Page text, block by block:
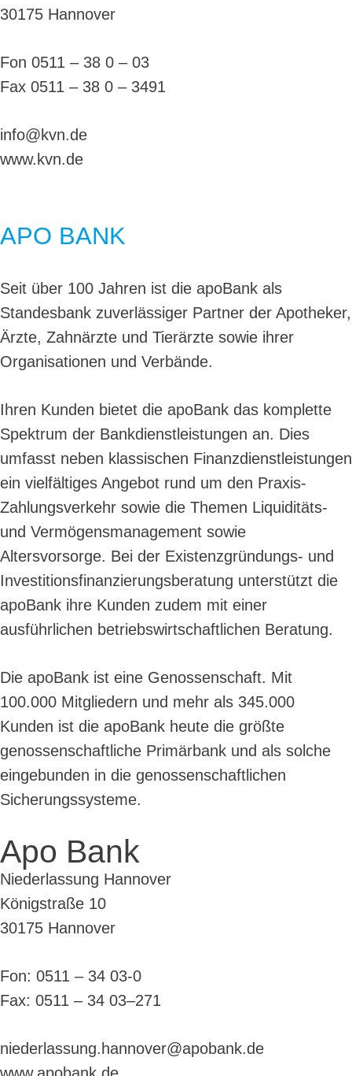
30175 Hannover
Fon 0511 – 38 0 – 03
Fax 0511 – 38 0 – 3491
info@kvn.de
www.kvn.de
APO BANK
Seit über 100 Jahren ist die apoBank als
Standesbank zuverlässiger Partner der Apotheker,
Ärzte, Zahnärzte und Tierärzte sowie ihrer
Organisationen und Verbände.
Ihren Kunden bietet die apoBank das komplette
Spektrum der Bankdienstleistungen an. Dies
umfasst neben klassischen Finanzdienstleistungen
ein vielfältiges Angebot rund um den Praxis-
Zahlungsverkehr sowie die Themen Liquiditäts-
und Vermögensmanagement sowie
Altersvorsorge. Bei der Existenzgründungs- und
Investitionsfinanzierungsberatung unterstützt die
apoBank ihre Kunden zudem mit einer
ausführlichen betriebswirtschaftlichen Beratung.
Die apoBank ist eine Genossenschaft. Mit
100.000 Mitgliedern und mehr als 345.000
Kunden ist die apoBank heute die größte
genossenschaftliche Primärbank und als solche
eingebunden in die genossenschaftlichen
Sicherungssysteme.
Apo Bank
Niederlassung Hannover
Königstraße 10
30175 Hannover
Fon: 0511 – 34 03-0
Fax: 0511 – 34 03–271
niederlassung.hannover@apobank.de